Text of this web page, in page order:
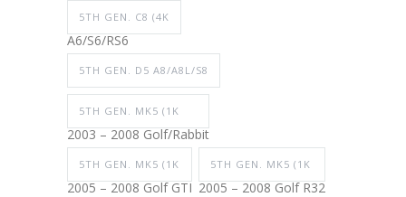
5TH GEN. C8 (4K
A6/S6/RS6
5TH GEN. D5 A8/A8L/S8
5TH GEN. MK5 (1K
2003 – 2008 Golf/Rabbit
5TH GEN. MK5 (1K
2005 – 2008 Golf GTI
5TH GEN. MK5 (1K
2005 – 2008 Golf R32